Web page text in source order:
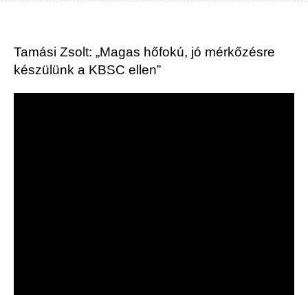
Tamási Zsolt: „Magas hőfokú, jó mérkőzésre
készülünk a KBSC ellen”